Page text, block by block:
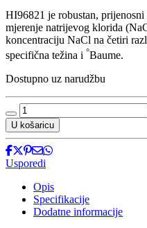
HI96821 je robustan,
mjerenje natrijevog klorida
koncentraciju NaCl na četiri
specifična težina i °Baume.
Dostupno uz narudžbu
Digitalni
refraktometar
za
mjerenje
natrijevog
klorida
u
hrani
HI96821
količina
U košaricu
Usporedi
Opis
Specifikacije
Dodatne informacije